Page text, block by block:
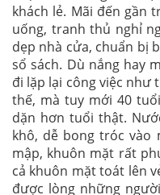
khách lẻ. Mãi đến gần
uống, tranh thủ nghỉ
dẹp nhà cửa, chuẩn bị
sổ sách. Dù nắng hay
đi lặp lại công việc như
thế, mà tuy mới 40
dặn hơn tuổi thật.
khô, dễ bong tróc vào
mập, khuôn mặt rất
cả khuôn mặt toát lên
được lòng những